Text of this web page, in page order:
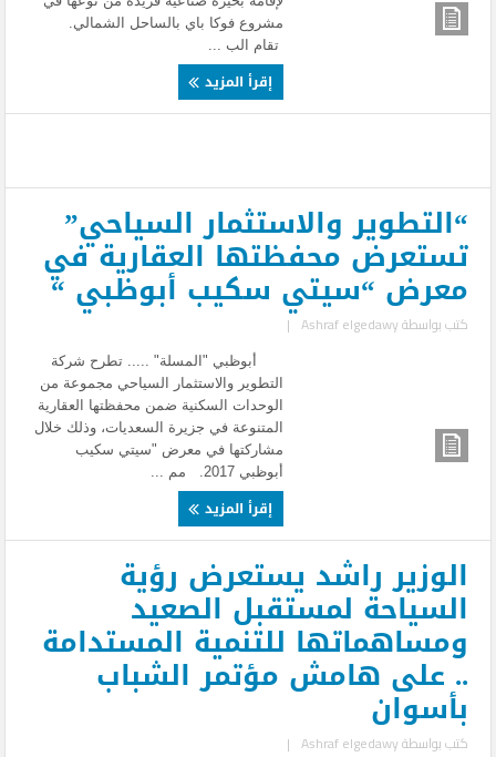
مشروع فوكا باي بالساحل الشمالي.
تقام الب ...
إقرأ المزيد
“التطوير والاستثمار السياحي”
تستعرض محفظتها العقارية في
معرض “سيتي سكيب أبوظبي “
كتب بواسطةAshraf elgedawy
|
أبوظبي "المسلة" ..... تطرح شركة
التطوير والاستثمار السياحي مجموعة من
الوحدات السكنية ضمن محفظتها العقارية
المتنوعة في جزيرة السعديات، وذلك خلال
مشاركتها في معرض "سيتي سكيب
أبوظبي 2017. مم ...
إقرأ المزيد
الوزير راشد يستعرض رؤية
السياحة لمستقبل الصعيد
ومساهماتها للتنمية المستدامة
.. على هامش مؤتمر الشباب
بأسوان
كتب بواسطةAshraf elgedawy
|